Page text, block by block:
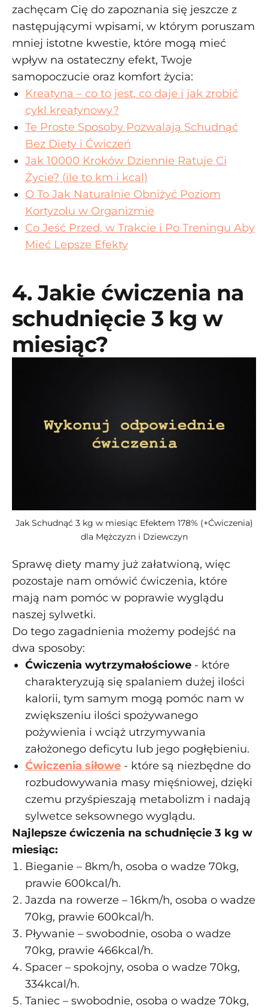
zachęcam Cię do zapoznania się jeszcze z
następującymi wpisami, w którym poruszam
mniej istotne kwestie, które mogą mieć
wpływ na ostateczny efekt, Twoje
samopoczucie oraz komfort życia:
Kreatyna – co to jest, co daje i jak zrobić
cykl kreatynowy?
Te Proste Sposoby Pozwalają Schudnąć
Bez Diety i Ćwiczeń
Jak 10000 Kroków Dziennie Ratuje Ci
Życie? (ile to km i kcal)
O To Jak Naturalnie Obniżyć Poziom
Kortyzolu w Organizmie
Co Jeść Przed, w Trakcie i Po Treningu Aby
Mieć Lepsze Efekty
4. Jakie ćwiczenia na
schudnięcie 3 kg w
miesiąc?
Jak Schudnąć 3 kg w miesiąc Efektem 178% (+Ćwiczenia)
dla Mężczyzn i Dziewczyn
Sprawę diety mamy już załatwioną, więc
pozostaje nam omówić ćwiczenia, które
mają nam pomóc w poprawie wyglądu
naszej sylwetki.
Do tego zagadnienia możemy podejść na
dwa sposoby:
Ćwiczenia wytrzymałościowe- które
charakteryzują się spalaniem dużej ilości
kalorii, tym samym mogą pomóc nam w
zwiększeniu ilości spożywanego
pożywienia i wciąż utrzymywania
założonego deficytu lub jego pogłębieniu.
Ćwiczenia siłowe- które są niezbędne do
rozbudowywania masy mięśniowej, dzięki
czemu przyśpieszają metabolizm i nadają
sylwetce seksownego wyglądu.
Najlepsze ćwiczenia na schudnięcie 3 kg w
miesiąc:
Bieganie – 8km/h, osoba o wadze 70kg,
prawie 600kcal/h.
Jazda na rowerze – 16km/h, osoba o wadze
70kg, prawie 600kcal/h.
Pływanie – swobodnie, osoba o wadze
70kg, prawie 466kcal/h.
Spacer – spokojny, osoba o wadze 70kg,
334kcal/h.
Taniec – swobodnie, osoba o wadze 70kg,